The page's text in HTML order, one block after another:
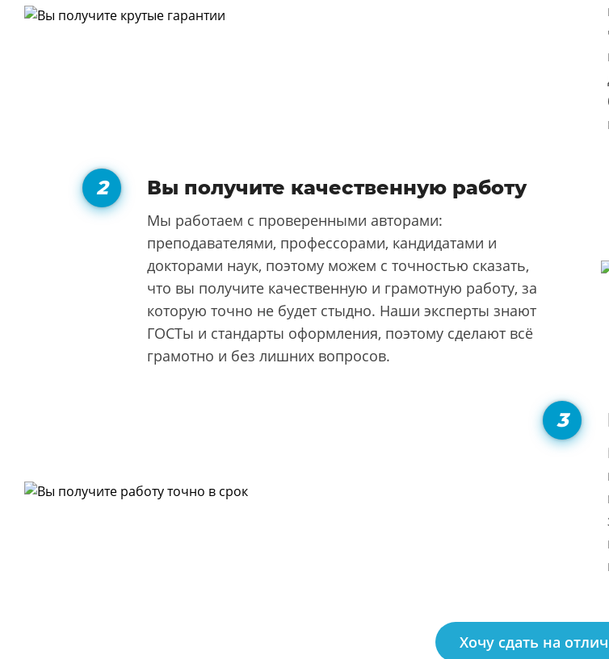
Вы получите качественную работу
Мы работаем с проверенными авторами:
преподавателями, профессорами, кандидатами и
докторами наук, поэтому можем с точностью сказать,
что вы получите качественную и грамотную работу, за
которую точно не будет стыдно. Наши эксперты знают
ГОСТы и стандарты оформления, поэтому сделают всё
грамотно и без лишних вопросов.
Хочу сдать на